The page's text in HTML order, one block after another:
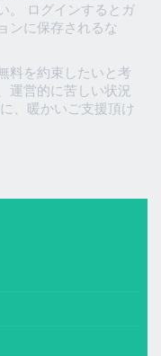
。 ログインするとガ
ンに保存されるな
料を約束したいと考
運営的に苦しい状況
、暖かいご支援頂け